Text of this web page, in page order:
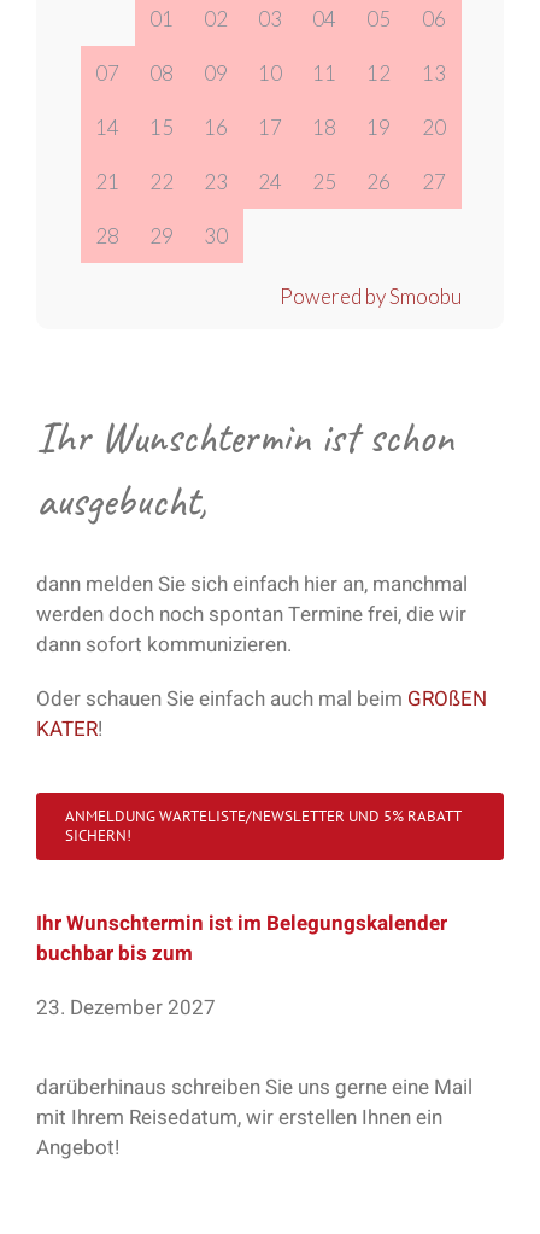
01 02 03 04 05 06
07 08 09 10 11 12 13
14 15 16 17 18 19 20
21 22 23 24 25 26 27
28 29 30
Powered by Smoobu
Ihr Wunschtermin ist schon
ausgebucht,
dann melden Sie sich einfach hier an, manchmal
werden doch noch spontan Termine frei, die wir
dann sofort kommunizieren.
Oder schauen Sie einfach auch mal beim GROßEN
KATER!
ANMELDUNG WARTELISTE/NEWSLETTER UND 5% RABATT
SICHERN!
Ihr Wunschtermin ist im Belegungskalender
buchbar bis zum
23. Dezember 2027
darüberhinaus schreiben Sie uns gerne eine Mail
mit Ihrem Reisedatum, wir erstellen Ihnen ein
Angebot!